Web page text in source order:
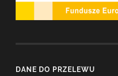
DANE DO PRZELEWU